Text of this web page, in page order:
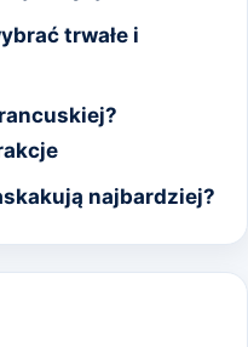
trwałe i
najbardziej?